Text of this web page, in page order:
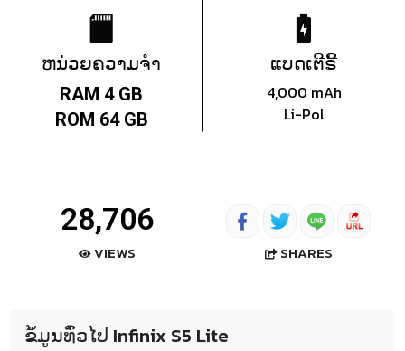
ຫນ່ວຍຄວາມຈຳ
RAM 4 GB
ROM 64 GB
ແບດເຕີຣີ້
4,000 mAh
Li-Pol
28,706
VIEWS SHARES
ຂໍ້ມູນທົ່ວໄປ Infinix S5 Lite